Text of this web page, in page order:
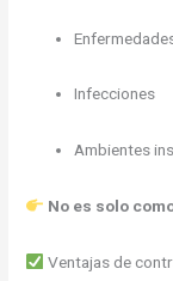
Infecciones
Ambientes
No es solo
Ventajas de